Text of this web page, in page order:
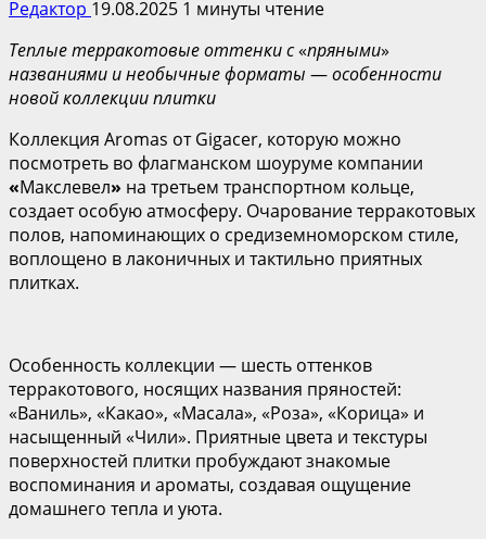
Редактор 19.08.2025 1 минуты чтение
Теплые терракотовые оттенки с«пряными»
названиями и необычные форматы —особенности
новой коллекции плитки
Коллекция Aromas от Gigacer, которую можно
посмотреть во флагманском шоуруме компании
«Макслевел» на третьем транспортном кольце,
создает особую атмосферу. Очарование терракотовых
полов, напоминающих о средиземноморском стиле,
воплощено в лаконичных и тактильно приятных
плитках.
Особенность коллекции — шесть оттенков
терракотового, носящих названия пряностей:
«Ваниль», «Какао», «Масала», «Роза», «Корица» и
насыщенный «Чили». Приятные цвета и текстуры
поверхностей плитки пробуждают знакомые
воспоминания и ароматы, создавая ощущение
домашнего тепла и уюта.